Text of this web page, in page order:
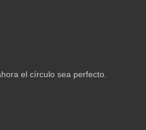
el círculo sea perfecto.